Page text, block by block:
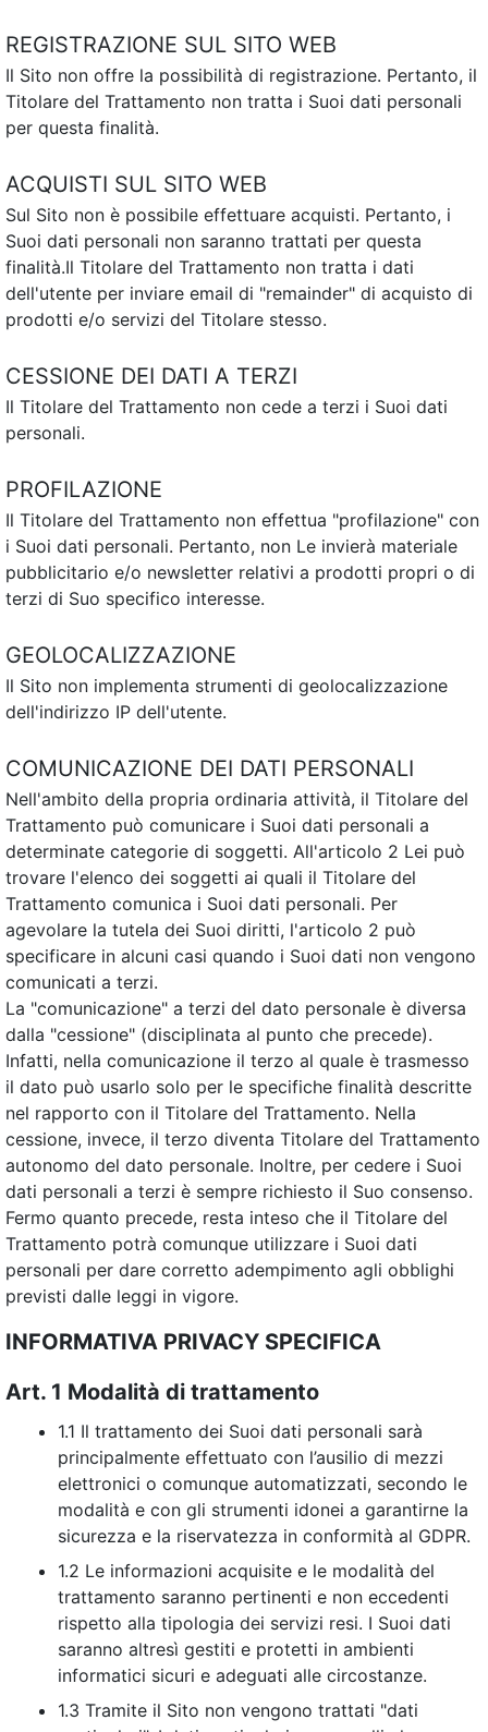
REGISTRAZIONE SUL SITO WEB
Il Sito non offre la possibilità di registrazione. Pertanto, il
Titolare del Trattamento non tratta i Suoi dati personali
per questa finalità.
ACQUISTI SUL SITO WEB
Sul Sito non è possibile effettuare acquisti. Pertanto, i
Suoi dati personali non saranno trattati per questa
finalità.Il Titolare del Trattamento non tratta i dati
dell'utente per inviare email di "remainder" di acquisto di
prodotti e/o servizi del Titolare stesso.
CESSIONE DEI DATI A TERZI
Il Titolare del Trattamento non cede a terzi i Suoi dati
personali.
PROFILAZIONE
Il Titolare del Trattamento non effettua "profilazione" con
i Suoi dati personali. Pertanto, non Le invierà materiale
pubblicitario e/o newsletter relativi a prodotti propri o di
terzi di Suo specifico interesse.
GEOLOCALIZZAZIONE
Il Sito non implementa strumenti di geolocalizzazione
dell'indirizzo IP dell'utente.
COMUNICAZIONE DEI DATI PERSONALI
Nell'ambito della propria ordinaria attività, il Titolare del
Trattamento può comunicare i Suoi dati personali a
determinate categorie di soggetti. All'articolo 2 Lei può
trovare l'elenco dei soggetti ai quali il Titolare del
Trattamento comunica i Suoi dati personali. Per
agevolare la tutela dei Suoi diritti, l'articolo 2 può
specificare in alcuni casi quando i Suoi dati non vengono
comunicati a terzi.
La "comunicazione" a terzi del dato personale è diversa
dalla "cessione" (disciplinata al punto che precede).
Infatti, nella comunicazione il terzo al quale è trasmesso
il dato può usarlo solo per le specifiche finalità descritte
nel rapporto con il Titolare del Trattamento. Nella
cessione, invece, il terzo diventa Titolare del Trattamento
autonomo del dato personale. Inoltre, per cedere i Suoi
dati personali a terzi è sempre richiesto il Suo consenso.
Fermo quanto precede, resta inteso che il Titolare del
Trattamento potrà comunque utilizzare i Suoi dati
personali per dare corretto adempimento agli obblighi
previsti dalle leggi in vigore.
INFORMATIVA PRIVACY SPECIFICA
Art. 1 Modalità di trattamento
1.1 Il trattamento dei Suoi dati personali sarà
principalmente effettuato con l’ausilio di mezzi
elettronici o comunque automatizzati, secondo le
modalità e con gli strumenti idonei a garantirne la
sicurezza e la riservatezza in conformità al GDPR.
1.2 Le informazioni acquisite e le modalità del
trattamento saranno pertinenti e non eccedenti
rispetto alla tipologia dei servizi resi. I Suoi dati
saranno altresì gestiti e protetti in ambienti
informatici sicuri e adeguati alle circostanze.
1.3 Tramite il Sito non vengono trattati "dati